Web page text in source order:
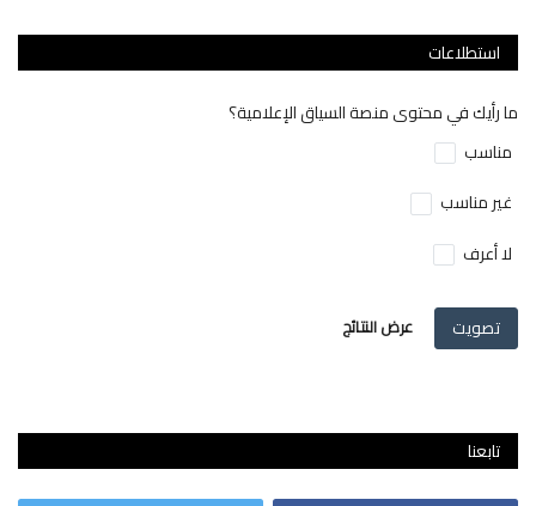
استطلاعات
ما رأيك في محتوى منصة السياق الإعلامية؟
مناسب
غير مناسب
لا أعرف
تصويت عرض النتائج
تابعنا